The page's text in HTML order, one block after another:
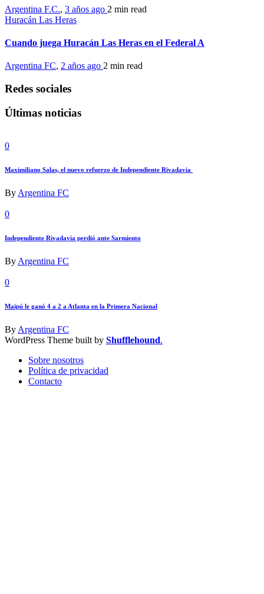
Argentina F.C., 3 años ago 2 min read
Huracán Las Heras
Cuando juega Huracán Las Heras en el Federal A
Argentina FC, 2 años ago 2 min read
Redes sociales
Últimas noticias
0
Maximiliano Salas, el nuevo refuerzo de Independiente Rivadavia
By Argentina FC
0
Independiente Rivadavia perdió ante Sarmiento
By Argentina FC
0
Maipú le ganó 4 a 2 a Atlanta en la Primera Nacional
By Argentina FC
WordPress Theme built by Shufflehound.
Sobre nosotros
Política de privacidad
Contacto